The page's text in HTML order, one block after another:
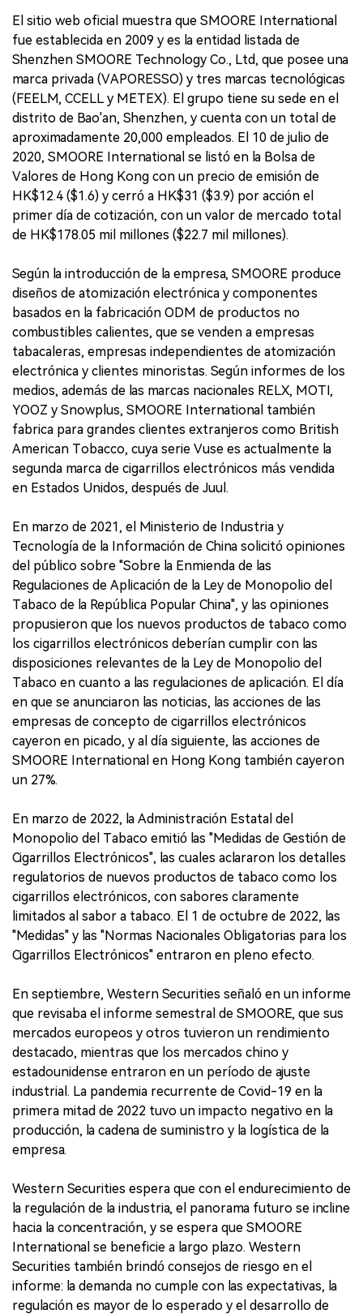
El sitio web oficial muestra que SMOORE International
fue establecida en 2009 y es la entidad listada de
Shenzhen SMOORE Technology Co., Ltd, que posee una
marca privada (VAPORESSO) y tres marcas tecnológicas
(FEELM, CCELL y METEX). El grupo tiene su sede en el
distrito de Bao'an, Shenzhen, y cuenta con un total de
aproximadamente 20,000 empleados. El 10 de julio de
2020, SMOORE International se listó en la Bolsa de
Valores de Hong Kong con un precio de emisión de
HK$12.4 ($1.6) y cerró a HK$31 ($3.9) por acción el
primer día de cotización, con un valor de mercado total
de HK$178.05 mil millones ($22.7 mil millones).
Según la introducción de la empresa, SMOORE produce
diseños de atomización electrónica y componentes
basados en la fabricación ODM de productos no
combustibles calientes, que se venden a empresas
tabacaleras, empresas independientes de atomización
electrónica y clientes minoristas. Según informes de los
medios, además de las marcas nacionales RELX, MOTI,
YOOZ y Snowplus, SMOORE International también
fabrica para grandes clientes extranjeros como British
American Tobacco, cuya serie Vuse es actualmente la
segunda marca de cigarrillos electrónicos más vendida
en Estados Unidos, después de Juul.
En marzo de 2021, el Ministerio de Industria y
Tecnología de la Información de China solicitó opiniones
del público sobre "Sobre la Enmienda de las
Regulaciones de Aplicación de la Ley de Monopolio del
Tabaco de la República Popular China", y las opiniones
propusieron que los nuevos productos de tabaco como
los cigarrillos electrónicos deberían cumplir con las
disposiciones relevantes de la Ley de Monopolio del
Tabaco en cuanto a las regulaciones de aplicación. El día
en que se anunciaron las noticias, las acciones de las
empresas de concepto de cigarrillos electrónicos
cayeron en picado, y al día siguiente, las acciones de
SMOORE International en Hong Kong también cayeron
un 27%.
En marzo de 2022, la Administración Estatal del
Monopolio del Tabaco emitió las "Medidas de Gestión de
Cigarrillos Electrónicos", las cuales aclararon los detalles
regulatorios de nuevos productos de tabaco como los
cigarrillos electrónicos, con sabores claramente
limitados al sabor a tabaco. El 1 de octubre de 2022, las
"Medidas" y las "Normas Nacionales Obligatorias para los
Cigarrillos Electrónicos" entraron en pleno efecto.
En septiembre, Western Securities señaló en un informe
que revisaba el informe semestral de SMOORE, que sus
mercados europeos y otros tuvieron un rendimiento
destacado, mientras que los mercados chino y
estadounidense entraron en un período de ajuste
industrial. La pandemia recurrente de Covid-19 en la
primera mitad de 2022 tuvo un impacto negativo en la
producción, la cadena de suministro y la logística de la
empresa.
Western Securities espera que con el endurecimiento de
la regulación de la industria, el panorama futuro se incline
hacia la concentración, y se espera que SMOORE
International se beneficie a largo plazo. Western
Securities también brindó consejos de riesgo en el
informe: la demanda no cumple con las expectativas, la
regulación es mayor de lo esperado y el desarrollo de